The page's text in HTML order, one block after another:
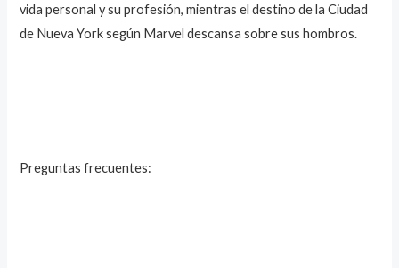
vida personal y su profesión, mientras el destino de la Ciudad
de Nueva York según Marvel descansa sobre sus hombros.
Preguntas frecuentes: